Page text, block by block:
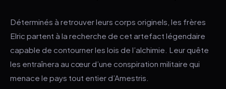
Déterminés à retrouver leurs corps originels, les frères
Elric partent à la recherche de cet artefact légendaire
capable de contourner les lois de l’alchimie. Leur quête
les entraînera au cœur d’une conspiration militaire qui
menace le pays tout entier d’Amestris.